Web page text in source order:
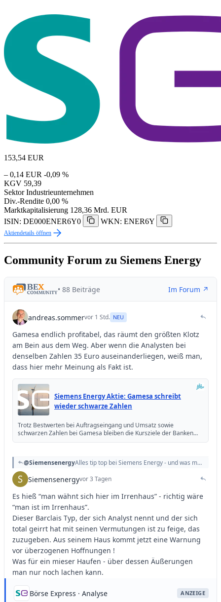
153,54 EUR
– 0,14 EUR -0,09 %
KGV 59,39
Sektor Industrieunternehmen
Div.-Rendite 0,00 %
Marktkapitalisierung 128,36 Mrd. EUR
ISIN: DE000ENER6Y0
WKN: ENER6Y
Aktiendetails öffnen
Community Forum zu Siemens Energy